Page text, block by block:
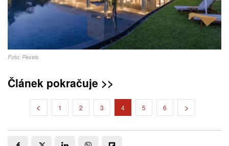
Foto: Pexels
Článek pokračuje >>
1 2 3 4 5 6